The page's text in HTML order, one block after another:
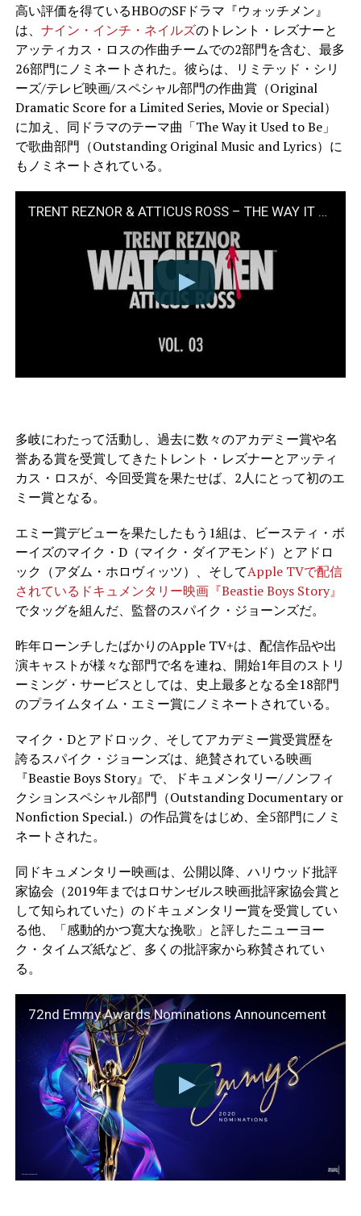
高い評価を得ているHBOのSFドラマ『ウォッチメン』
は、 ナイン・インチ・ネイルズのトレント・レズナーと
アッティカス・ロスの作曲チームでの2部門を含む、最多
26部門にノミネートされた。彼らは、リミテッド・シリ
ーズ/テレビ映画/スペシャル部門の作曲賞（Original
Dramatic Score for a Limited Series, Movie or Special）
に加え、同ドラマのテーマ曲「The Way it Used to Be」
で歌曲部門（Outstanding Original Music and Lyrics）に
もノミネートされている。
TRENT REZNOR & ATTICUS ROSS – THE WAY IT USED TO BE (Music from the HBO Series)
多岐にわたって活動し、過去に数々のアカデミー賞や名
誉ある賞を受賞してきたトレント・レズナーとアッティ
カス・ロスが、今回受賞を果たせば、2人にとって初のエ
ミー賞となる。
エミー賞デビューを果たしたもう1組は、ビースティ・ボ
ーイズのマイク・D（マイク・ダイアモンド）とアドロ
ック （アダム・ホロヴィッツ）、そしてApple TVで配信
されているドキュメンタリー映画『Beastie Boys Story』
でタッグを組んだ、監督のスパイク・ジョーンズだ。
昨年ローンチしたばかりのApple TV+は、配信作品や出
演キャストが様々な部門で名を連ね、開始1年目のストリ
ーミング・サービスとしては、史上最多となる全18部門
のプライムタイム・エミー賞にノミネートされている。
マイク・Dとアドロック、そしてアカデミー賞受賞歴を
誇るスパイク・ジョーンズは、絶賛されている映画
『Beastie Boys Story』で、ドキュメンタリー/ノンフィ
クションスペシャル部門（Outstanding Documentary or
Nonfiction Special.）の作品賞をはじめ、全5部門にノミ
ネートされた。
同ドキュメンタリー映画は、公開以降、ハリウッド批評
家協会（2019年まではロサンゼルス映画批評家協会賞と
して知られていた）のドキュメンタリー賞を受賞してい
る他、「感動的かつ寛大な挽歌」と評したニューヨー
ク・タイムズ紙など、多くの批評家から称賛されてい
る。
72nd Emmy Awards Nominations Announcement